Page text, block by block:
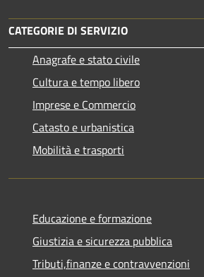
CATEGORIE DI SERVIZIO
Anagrafe e stato civile
Cultura e tempo libero
Imprese e Commercio
Catasto e urbanistica
Mobilità e trasporti
Educazione e formazione
Giustizia e sicurezza pubblica
Tributi,finanze e contravvenzioni